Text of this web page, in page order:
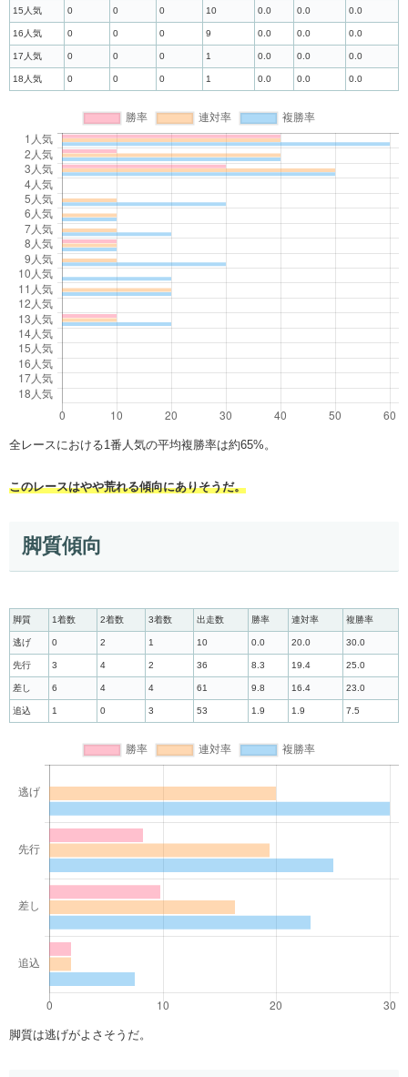
15人気 0 0 0 10 0.0 0.0 0.0
16人気 0 0 0 9 0.0 0.0 0.0
17人気 0 0 0 1 0.0 0.0 0.0
18人気 0 0 0 1 0.0 0.0 0.0
全レースにおける1番人気の平均複勝率は約65%。
このレースはやや荒れる傾向にありそうだ。
脚質傾向
脚質 1着数 2着数 3着数 出走数 勝率 連対率 複勝率
逃げ 0 2 1 10 0.0 20.0 30.0
先行 3 4 2 36 8.3 19.4 25.0
差し 6 4 4 61 9.8 16.4 23.0
追込 1 0 3 53 1.9 1.9 7.5
脚質は逃げがよさそうだ。